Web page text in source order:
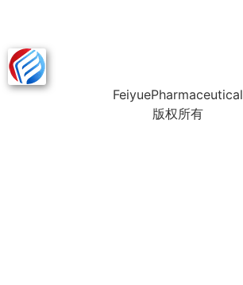
FeiyuePharmaceutical
版权所有